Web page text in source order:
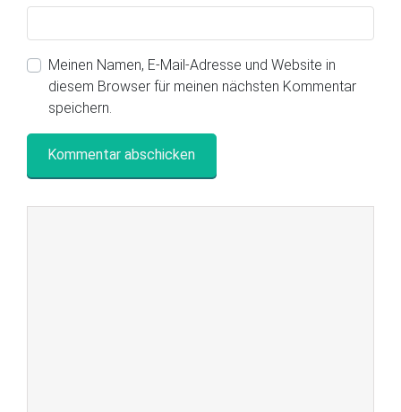
Meinen Namen, E-Mail-Adresse und Website in
diesem Browser für meinen nächsten Kommentar
speichern.